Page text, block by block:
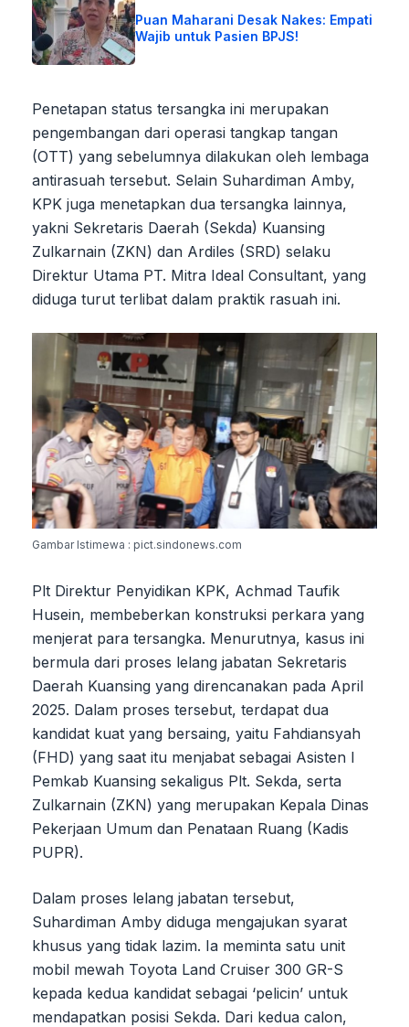
Puan Maharani Desak Nakes: Empati
Wajib untuk Pasien BPJS!
Penetapan status tersangka ini merupakan
pengembangan dari operasi tangkap tangan
(OTT) yang sebelumnya dilakukan oleh lembaga
antirasuah tersebut. Selain Suhardiman Amby,
KPK juga menetapkan dua tersangka lainnya,
yakni Sekretaris Daerah (Sekda) Kuansing
Zulkarnain (ZKN) dan Ardiles (SRD) selaku
Direktur Utama PT. Mitra Ideal Consultant, yang
diduga turut terlibat dalam praktik rasuah ini.
Gambar Istimewa : pict.sindonews.com
Plt Direktur Penyidikan KPK, Achmad Taufik
Husein, membeberkan konstruksi perkara yang
menjerat para tersangka. Menurutnya, kasus ini
bermula dari proses lelang jabatan Sekretaris
Daerah Kuansing yang direncanakan pada April
2025. Dalam proses tersebut, terdapat dua
kandidat kuat yang bersaing, yaitu Fahdiansyah
(FHD) yang saat itu menjabat sebagai Asisten I
Pemkab Kuansing sekaligus Plt. Sekda, serta
Zulkarnain (ZKN) yang merupakan Kepala Dinas
Pekerjaan Umum dan Penataan Ruang (Kadis
PUPR).
Dalam proses lelang jabatan tersebut,
Suhardiman Amby diduga mengajukan syarat
khusus yang tidak lazim. Ia meminta satu unit
mobil mewah Toyota Land Cruiser 300 GR-S
kepada kedua kandidat sebagai ‘pelicin’ untuk
mendapatkan posisi Sekda. Dari kedua calon,